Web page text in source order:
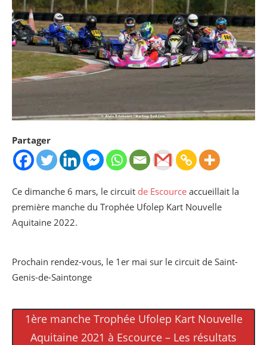
Partager
Ce dimanche 6 mars, le circuit de Escource accueillait la
première manche du Trophée Ufolep Kart Nouvelle
Aquitaine 2022.
Prochain rendez-vous, le 1er mai sur le circuit de Saint-
Genis-de-Saintonge
1ère manche Trophée Ufolep Kart Nouvelle
Aquitaine 2021 à Escource – Les résultats